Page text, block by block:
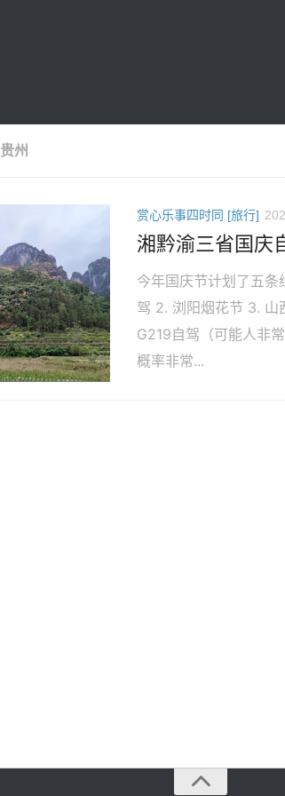
贵州
赏心乐事四时同 [旅行]
湘黔渝三省国庆
今年国庆节计划了五条
驾 2. 浏阳烟花节 3. 山
G219自驾（可能人非
概率非常...